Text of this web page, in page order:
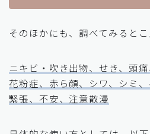
そのほかにも、調べてみると
ニキビ・吹き出物、せき、頭痛
花粉症、赤ら顔、シワ、シミ、
緊張、不安、注意散漫